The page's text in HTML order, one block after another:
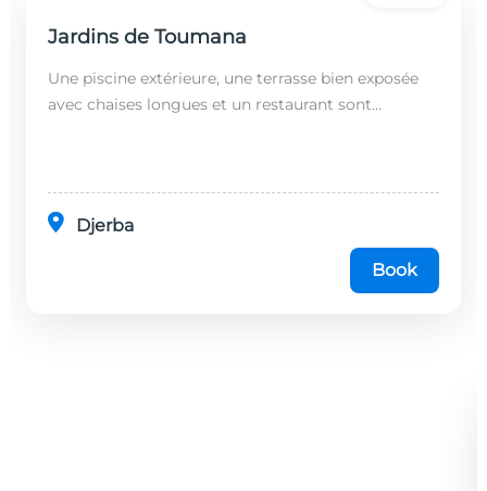
Jardins de Toumana
Une piscine extérieure, une terrasse bien exposée
avec chaises longues et un restaurant sont
Djerba
Book